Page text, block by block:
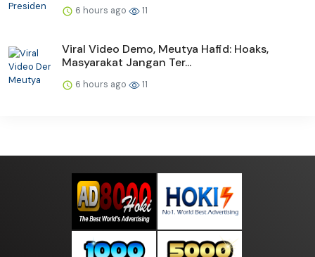
6 hours ago 11
Viral Video Demo, Meutya Hafid: Hoaks,
Masyarakat Jangan Ter...
6 hours ago 11